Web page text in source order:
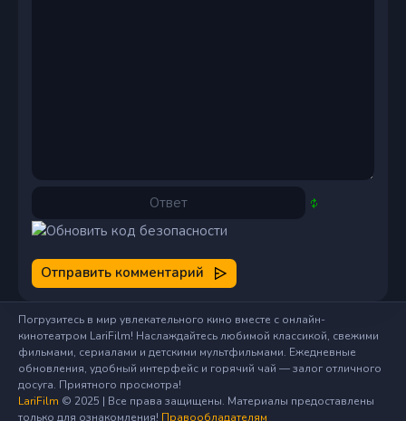
Отправить комментарий
Погрузитесь в мир увлекательного кино вместе с онлайн-
кинотеатром LariFilm! Наслаждайтесь любимой классикой, свежими
фильмами, сериалами и детскими мультфильмами. Ежедневные
обновления, удобный интерфейс и горячий чай — залог отличного
досуга. Приятного просмотра!
LariFilm © 2025 | Все права защищены. Материалы предоставлены
только для ознакомления! Правообладателям